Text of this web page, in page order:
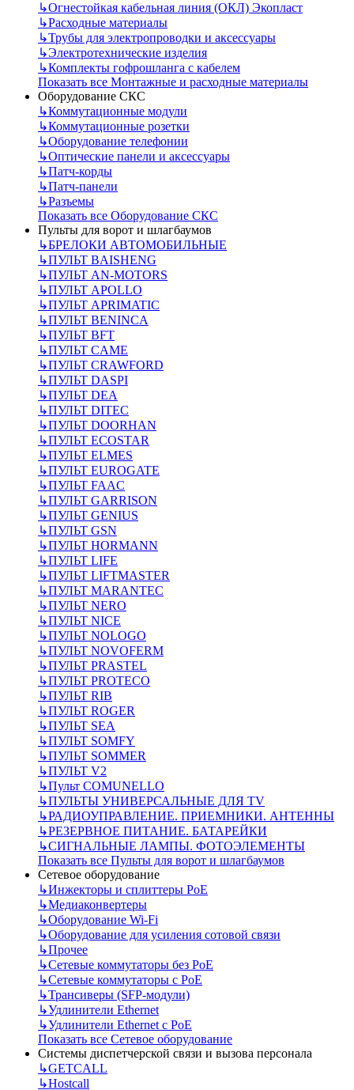
↳Огнестойкая кабельная линия (ОКЛ) Экопласт
↳Расходные материалы
↳Трубы для электропроводки и аксессуары
↳Электротехнические изделия
↳Комплекты гофрошланга с кабелем
Показать все Монтажные и расходные материалы
Оборудование СКС
↳Коммутационные модули
↳Коммутационные розетки
↳Оборудование телефонии
↳Оптические панели и аксессуары
↳Патч-корды
↳Патч-панели
↳Разъемы
Показать все Оборудование СКС
Пульты для ворот и шлагбаумов
↳БРЕЛОКИ АВТОМОБИЛЬНЫЕ
↳ПУЛЬТ BAISHENG
↳ПУЛЬТ AN-MOTORS
↳ПУЛЬТ APOLLO
↳ПУЛЬТ APRIMATIC
↳ПУЛЬТ BENINCA
↳ПУЛЬТ BFT
↳ПУЛЬТ CAME
↳ПУЛЬТ CRAWFORD
↳ПУЛЬТ DASPI
↳ПУЛЬТ DEA
↳ПУЛЬТ DITEC
↳ПУЛЬТ DOORHAN
↳ПУЛЬТ ECOSTAR
↳ПУЛЬТ ELMES
↳ПУЛЬТ EUROGATE
↳ПУЛЬТ FAAC
↳ПУЛЬТ GARRISON
↳ПУЛЬТ GENIUS
↳ПУЛЬТ GSN
↳ПУЛЬТ HORMANN
↳ПУЛЬТ LIFE
↳ПУЛЬТ LIFTMASTER
↳ПУЛЬТ MARANTEC
↳ПУЛЬТ NERO
↳ПУЛЬТ NICE
↳ПУЛЬТ NOLOGO
↳ПУЛЬТ NOVOFERM
↳ПУЛЬТ PRASTEL
↳ПУЛЬТ PROTECO
↳ПУЛЬТ RIB
↳ПУЛЬТ ROGER
↳ПУЛЬТ SEA
↳ПУЛЬТ SOMFY
↳ПУЛЬТ SOMMER
↳ПУЛЬТ V2
↳Пульт СOMUNELLO
↳ПУЛЬТЫ УНИВЕРСАЛЬНЫЕ ДЛЯ TV
↳РАДИОУПРАВЛЕНИЕ. ПРИЕМНИКИ. АНТЕННЫ
↳РЕЗЕРВНОЕ ПИТАНИЕ. БАТАРЕЙКИ
↳СИГНАЛЬНЫЕ ЛАМПЫ. ФОТОЭЛЕМЕНТЫ
Показать все Пульты для ворот и шлагбаумов
Сетевое оборудование
↳Инжекторы и сплиттеры РоЕ
↳Медиаконвертеры
↳Оборудование Wi-Fi
↳Оборудование для усиления сотовой связи
↳Прочее
↳Сетевые коммутаторы без РоЕ
↳Сетевые коммутаторы с РоЕ
↳Трансиверы (SFP-модули)
↳Удлинители Ethernet
↳Удлинители Ethernet с PoE
Показать все Сетевое оборудование
Системы диспетчерской связи и вызова персонала
↳GETCALL
↳Hostcall